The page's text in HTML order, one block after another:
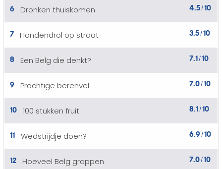
6 Dronken thuiskomen 4.5/10
7 Hondendrol op straat 3.5/10
8 Een Belg die denkt? 7.1/10
9 Prachtige berenvel 7.0/10
10 100 stukken fruit 8.1/10
11 Wedstrijdje doen? 6.9 /10
12 Hoeveel Belg grappen 7.0/10